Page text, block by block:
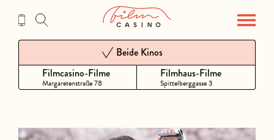
Inhalt
Filmcasino-Filme
Margaretenstraße 78
Beide Kinos
Filmhaus-Filme
Spittelberggasse 3